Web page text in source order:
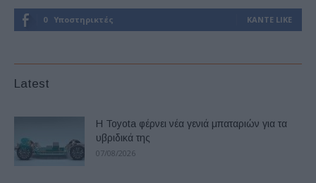
0 Υποστηρικτές ΚΆΝΤΕ LIKE
Latest
Η Toyota φέρνει νέα γενιά μπαταριών για τα
υβριδικά της
07/08/2026